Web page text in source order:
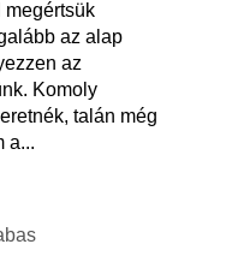
megértsük
az alap
az
Komoly
talán még
a...